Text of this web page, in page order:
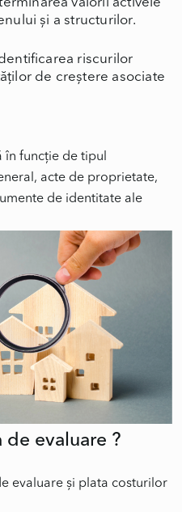
valorii activele
și a structurilor.
riscurilor
de creștere asociate
în funcție de tipul
acte de proprietate,
de identitate ale
de e
evaluare și plata costurilor